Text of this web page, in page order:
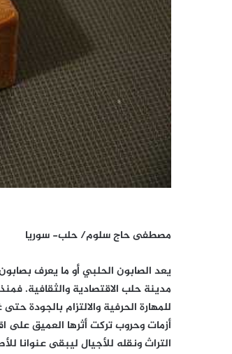
مصطفى حاج سلوم/ حلب- سوريا
يعد الصابون الحلبي أو ما يعرف
مدينة حلب الاقتصادية والثقافية.
للمهارة الحرفية والالتزام بالجودة
أزمات وحروب تركت أثرها العميق
التراث ونقله للأجيال ليبقى عنوانا